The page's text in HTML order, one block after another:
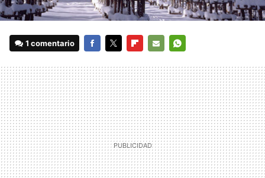
1 comentario
MAIL